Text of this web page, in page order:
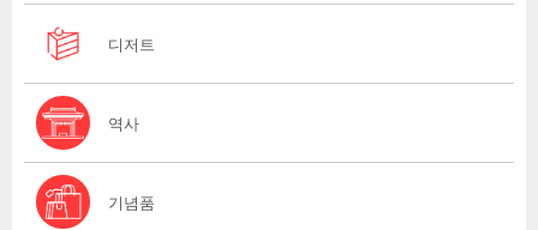
디저트
역사
기념품